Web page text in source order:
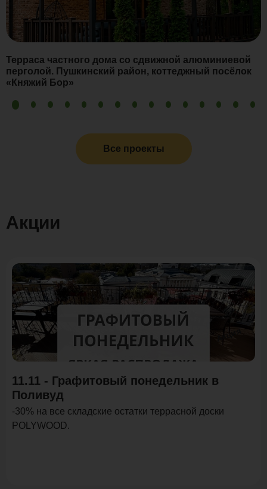
Терраса частного дома со сдвижной алюминиевой
перголой. Пушкинский район, коттеджный посёлок
«Княжий Бор»
Все проекты
Акции
Акция
11.11 - Графитовый понедельник в
Поливуд
-30% на все складские остатки террасной доски
POLYWOOD.